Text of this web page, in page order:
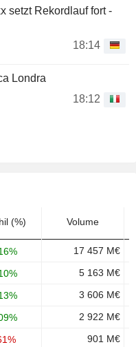
setzt Rekordlauf fort -
18:14
Londra
18:12
(%) Volume
17 457 M€
5 163 M€
3 606 M€
2 922 M€
901 M€